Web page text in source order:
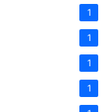
1
1
1
1